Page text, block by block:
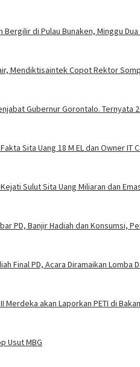
di Pulau Bunaken, Minggu Dua
Mendiktisaintek Copot Rektor
Gubernur Gorontalo. Ternyata
Sita Uang 18 M EL dan Owner IT
Sulut Sita Uang Miliaran dan
PD, Banjir Hadiah dan Konsumsi,
Final PD, Acara Diramaikan Lomba
Merdeka akan Laporkan PETI di
Usut MBG